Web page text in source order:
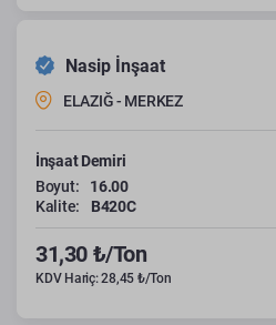
Nasip İnşaat
ELAZIĞ - MERKEZ
İnşaat Demiri
Boyut:
16.00
Kalite:
B420C
31,30 ₺/Ton
KDV Hariç: 28,45 ₺/Ton